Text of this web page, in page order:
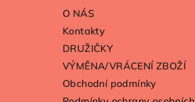
O NÁS
Kontakty
DRUŽIČKY
VÝMĚNA/VRÁCENÍ ZBOŽÍ
Obchodní podmínky